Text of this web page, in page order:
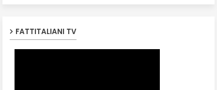
FATTITALIANI TV